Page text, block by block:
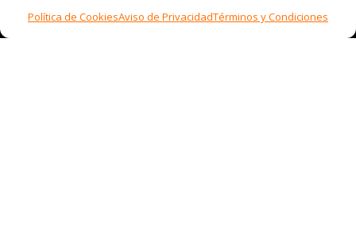
Política de CookiesAviso de PrivacidadTérminos y Condiciones
